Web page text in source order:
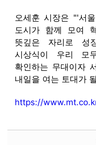
오세훈 시장은 "'서
도시가 함께 모여
뜻깊은 자리로 성
시상식이 우리 모
확인하는 무대이자
내일을 여는 토대가
https://